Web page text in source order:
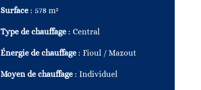
Surface 578 m²
Type de chauffage Central
Énergie de chauffage Fioul / Mazout
Moyen de chauffage Individuel